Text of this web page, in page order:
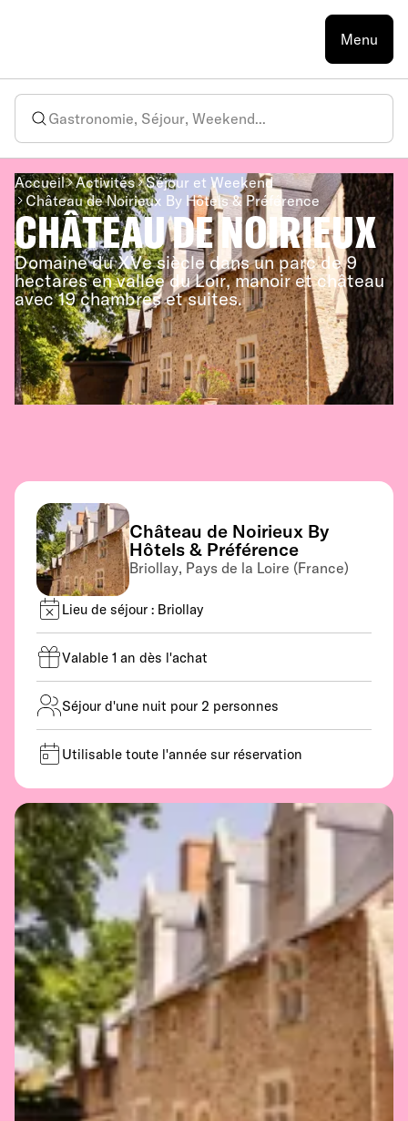
Menu
Accueil Activités Séjour et Weekend
Château de Noirieux By Hôtels & Préférence
CHÂTEAU DE NOIRIEUX
Domaine du XVe siècle dans un parc de 9
hectares en vallée du Loir, manoir et château
avec 19 chambres et suites.
Château de Noirieux By
Hôtels & Préférence
Briollay, Pays de la Loire (France)
Lieu de séjour : Briollay
Valable 1 an dès l'achat
Séjour d'une nuit pour 2 personnes
Utilisable toute l'année sur réservation